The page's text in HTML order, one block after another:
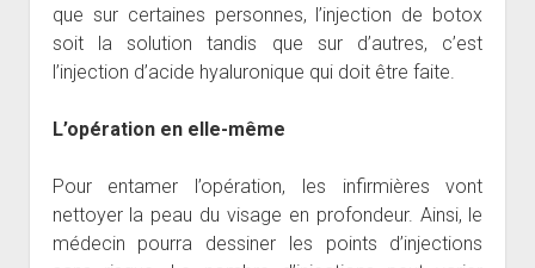
que sur certaines personnes, l’injection de botox
soit la solution tandis que sur d’autres, c’est
l’injection d’acide hyaluronique qui doit être faite.
L’opération en elle-même
Pour entamer l’opération, les infirmières vont
nettoyer la peau du visage en profondeur. Ainsi, le
médecin pourra dessiner les points d’injections